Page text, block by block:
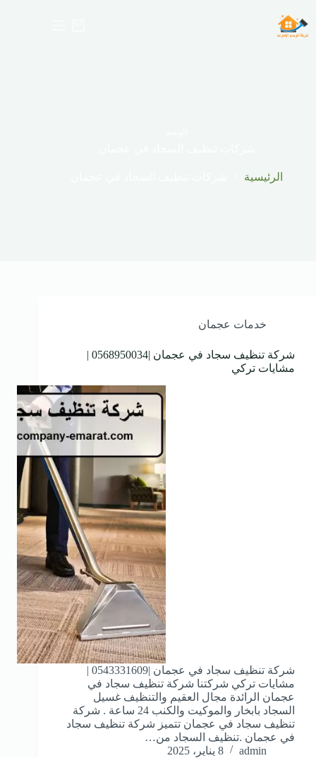
إلى
المحتوى
الرئيسية
خدمات عجمان
شركة تنظيف سجاد في عجمان |0568950034 |
مشايات تركي
شركة تنظيف سجاد في عجمان |0543331609 |
مشايات تركي شركتنا شركة تنظيف سجاد في
عجمان الرائدة مجال العقيم والتنظيف غسيل
السجاد بابخار والموكيت والكنب 24 ساعة . شركة
تنظيف سجاد في عجمان تتميز شركة تنظيف سجاد
في عجمان .تنظيف السجاد من…
admin
8 يناير، 2025